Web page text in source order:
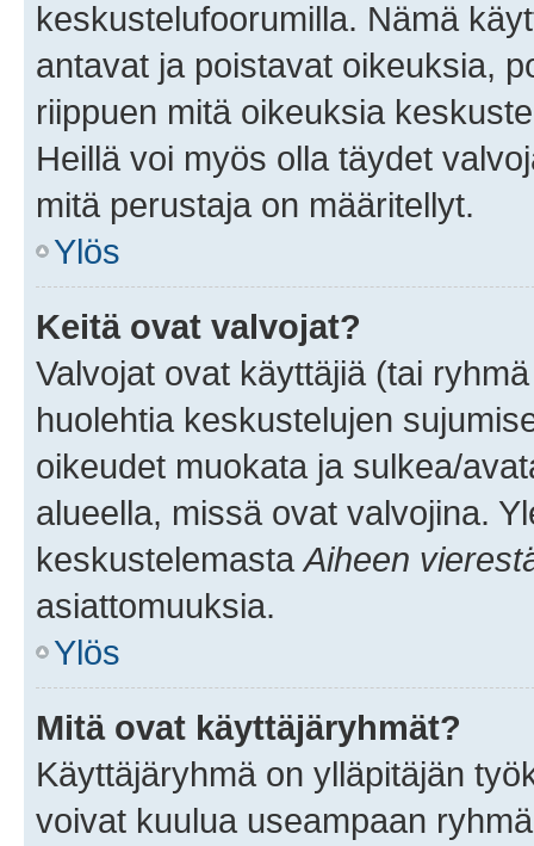
keskustelufoorumilla. Nämä
antavat ja poistavat oikeuksia,
riippuen mitä oikeuksia
Heillä voi myös olla täydet
mitä perustaja on määritellyt.
Ylös
Keitä ovat valvojat?
Valvojat ovat käyttäjiä (tai
huolehtia keskustelujen
oikeudet muokata ja sulkea/
alueella, missä ovat valvojina.
keskustelemasta Aiheen
asiattomuuksia.
Ylös
Mitä ovat käyttäjäryhmät?
Käyttäjäryhmä on ylläpitäjän
voivat kuulua useampaan